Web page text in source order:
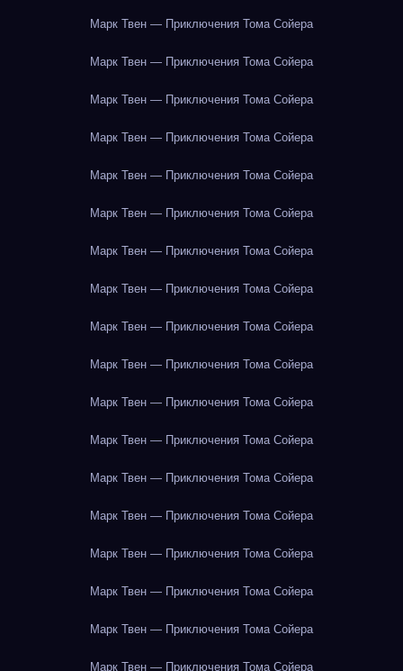
Марк Твен — Приключения Тома Сойера
Марк Твен — Приключения Тома Сойера
Марк Твен — Приключения Тома Сойера
Марк Твен — Приключения Тома Сойера
Марк Твен — Приключения Тома Сойера
Марк Твен — Приключения Тома Сойера
Марк Твен — Приключения Тома Сойера
Марк Твен — Приключения Тома Сойера
Марк Твен — Приключения Тома Сойера
Марк Твен — Приключения Тома Сойера
Марк Твен — Приключения Тома Сойера
Марк Твен — Приключения Тома Сойера
Марк Твен — Приключения Тома Сойера
Марк Твен — Приключения Тома Сойера
Марк Твен — Приключения Тома Сойера
Марк Твен — Приключения Тома Сойера
Марк Твен — Приключения Тома Сойера
Марк Твен — Приключения Тома Сойера